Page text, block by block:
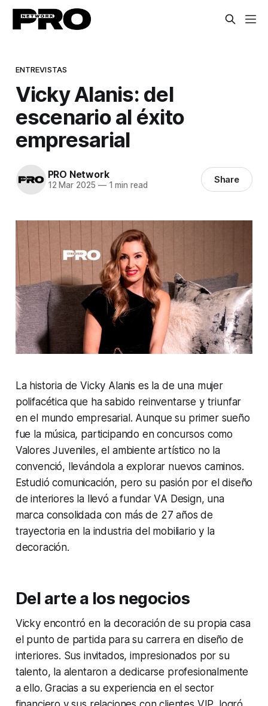
ENTREVISTAS
Vicky Alanis: del
escenario al éxito
empresarial
PRO Network
12 Mar 2025 —1 min read Share
La historia de Vicky Alanis es la de una mujer
polifacética que ha sabido reinventarse y triunfar
en el mundo empresarial. Aunque su primer sueño
fue la música, participando en concursos como
Valores Juveniles, el ambiente artístico no la
convenció, llevándola a explorar nuevos caminos.
Estudió comunicación, pero su pasión por el diseño
de interiores la llevó a fundar VA Design, una
marca consolidada con más de 27 años de
trayectoria en la industria del mobiliario y la
decoración.
Del arte a los negocios
Vicky encontró en la decoración de su propia casa
el punto de partida para su carrera en diseño de
interiores. Sus invitados, impresionados por su
talento, la alentaron a dedicarse profesionalmente
a ello. Gracias a su experiencia en el sector